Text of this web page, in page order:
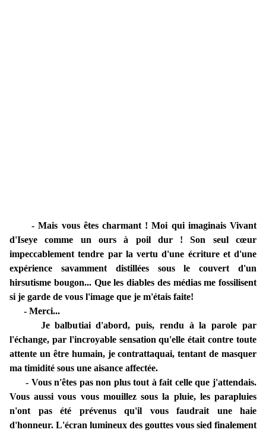
- Mais vous êtes charmant ! Moi qui imaginais Vivant
d'Iseye comme un ours à poil dur ! Son seul cœur
impeccablement tendre par la vertu d'une écriture et d'une
expérience savamment distillées sous le couvert d'un
hirsutisme bougon... Que les diables des médias me fossilisent
si je garde de vous l'image que je m'étais faite!
- Merci...
Je balbutiai d'abord, puis, rendu à la parole par
l'échange, par l'incroyable sensation qu'elle était contre toute
attente un être humain, je contrattaquai, tentant de masquer
ma timidité sous une aisance affectée.
- Vous n'êtes pas non plus tout à fait celle que j'attendais.
Vous aussi vous vous mouillez sous la pluie, les parapluies
n'ont pas été prévenus qu'il vous faudrait une haie
d'honneur. L'écran lumineux des gouttes vous sied finalement